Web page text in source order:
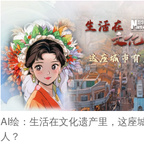
AI绘：生活在文化遗产里，这座
人？